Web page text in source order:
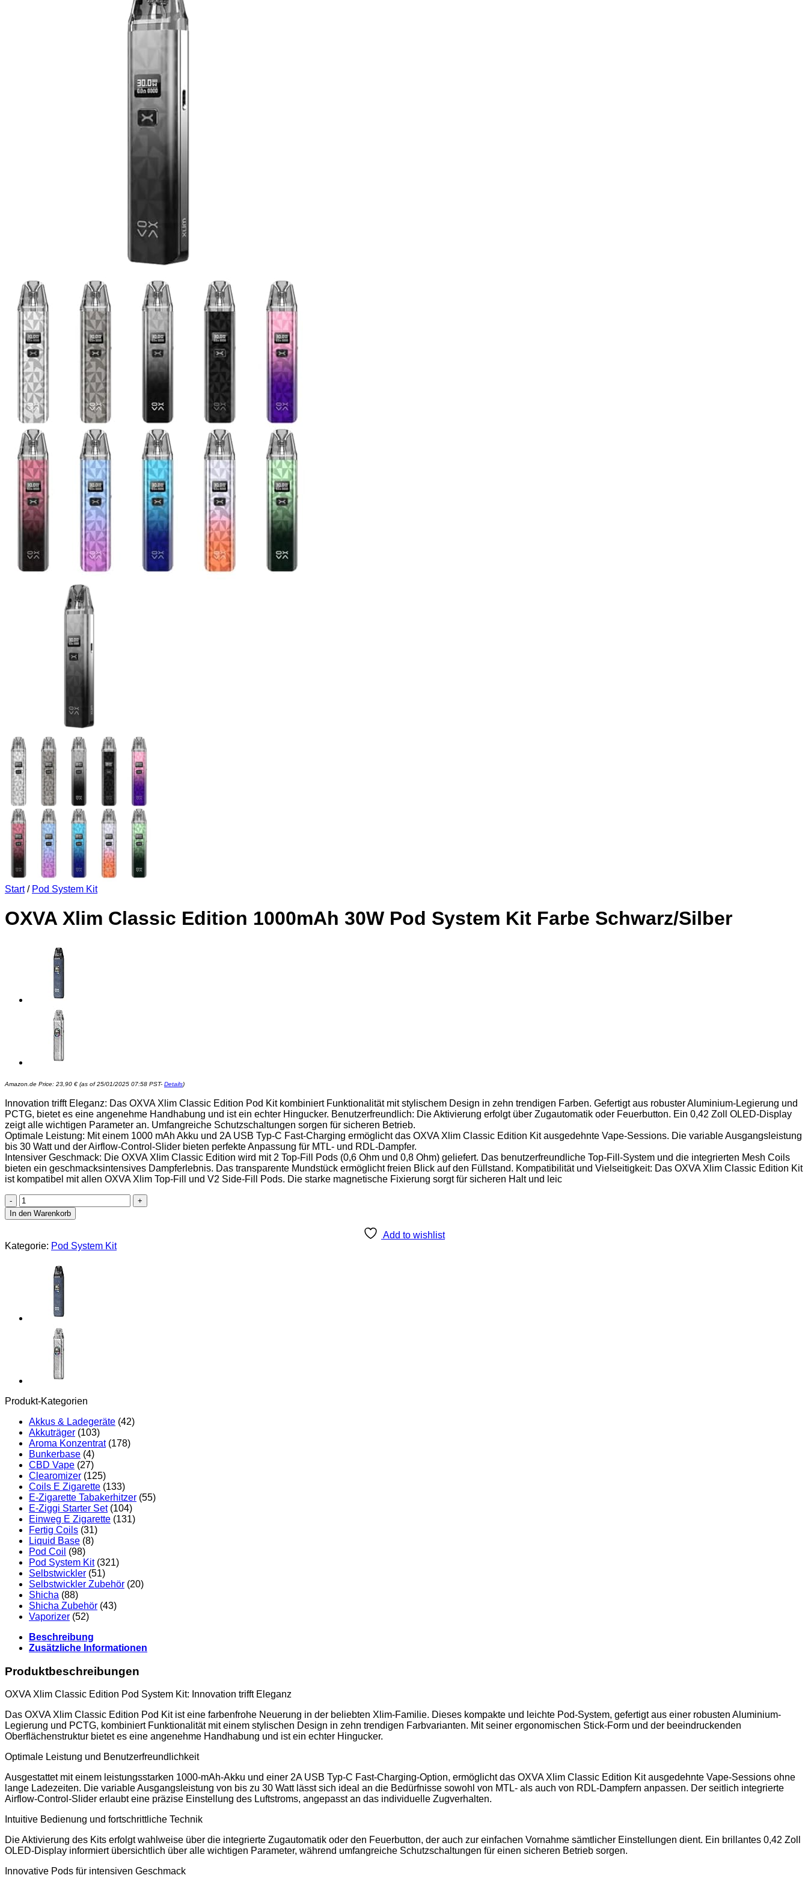
Start / Pod System Kit
OXVA Xlim Classic Edition 1000mAh 30W Pod System Kit Farbe Schwarz/Silber
Amazon.de Price: 23,90 € (as of 25/01/2025 07:58 PST- Details)
Innovation trifft Eleganz: Das OXVA Xlim Classic Edition Pod Kit kombiniert Funktionalität mit stylischem Design in zehn trendigen Farben. Gefertigt aus robuster Aluminium-Legierung und
PCTG, bietet es eine angenehme Handhabung und ist ein echter Hingucker. Benutzerfreundlich: Die Aktivierung erfolgt über Zugautomatik oder Feuerbutton. Ein 0,42 Zoll OLED-Display
zeigt alle wichtigen Parameter an. Umfangreiche Schutzschaltungen sorgen für sicheren Betrieb.
Optimale Leistung: Mit einem 1000 mAh Akku und 2A USB Typ-C Fast-Charging ermöglicht das OXVA Xlim Classic Edition Kit ausgedehnte Vape-Sessions. Die variable Ausgangsleistung
bis 30 Watt und der Airflow-Control-Slider bieten perfekte Anpassung für MTL- und RDL-Dampfer.
Intensiver Geschmack: Die OXVA Xlim Classic Edition wird mit 2 Top-Fill Pods (0,6 Ohm und 0,8 Ohm) geliefert. Das benutzerfreundliche Top-Fill-System und die integrierten Mesh Coils
bieten ein geschmacksintensives Dampferlebnis. Das transparente Mundstück ermöglicht freien Blick auf den Füllstand. Kompatibilität und Vielseitigkeit: Das OXVA Xlim Classic Edition Kit
ist kompatibel mit allen OXVA Xlim Top-Fill und V2 Side-Fill Pods. Die starke magnetische Fixierung sorgt für sicheren Halt und leic
OXVA
Xlim
Classic
1000mAh
30W
Schwarz/Silber
Menge
In den Warenkorb
Add to wishlist
Kategorie: Pod System Kit
Produkt-Kategorien
Akkus & Ladegeräte (42)
Akkuträger (103)
Aroma Konzentrat (178)
Bunkerbase (4)
CBD Vape (27)
Clearomizer (125)
Coils E Zigarette (133)
E-Zigarette Tabakerhitzer (55)
E-Ziggi Starter Set (104)
Einweg E Zigarette (131)
Fertig Coils (31)
Liquid Base (8)
Pod Coil (98)
Pod System Kit (321)
Selbstwickler (51)
Selbstwickler Zubehör (20)
Shicha (88)
Shicha Zubehör (43)
Vaporizer (52)
Beschreibung
Zusätzliche Informationen
Produktbeschreibungen
OXVA Xlim Classic Edition Pod System Kit: Innovation trifft Eleganz
Das OXVA Xlim Classic Edition Pod Kit ist eine farbenfrohe Neuerung in der beliebten Xlim-Familie. Dieses kompakte und leichte Pod-System, gefertigt aus einer robusten Aluminium-
Legierung und PCTG, kombiniert Funktionalität mit einem stylischen Design in zehn trendigen Farbvarianten. Mit seiner ergonomischen Stick-Form und der beeindruckenden
Oberflächenstruktur bietet es eine angenehme Handhabung und ist ein echter Hingucker.
Optimale Leistung und Benutzerfreundlichkeit
Ausgestattet mit einem leistungsstarken 1000-mAh-Akku und einer 2A USB Typ-C Fast-Charging-Option, ermöglicht das OXVA Xlim Classic Edition Kit ausgedehnte Vape-Sessions ohne
lange Ladezeiten. Die variable Ausgangsleistung von bis zu 30 Watt lässt sich ideal an die Bedürfnisse sowohl von MTL- als auch von RDL-Dampfern anpassen. Der seitlich integrierte
Airflow-Control-Slider erlaubt eine präzise Einstellung des Luftstroms, angepasst an das individuelle Zugverhalten.
Intuitive Bedienung und fortschrittliche Technik
Die Aktivierung des Kits erfolgt wahlweise über die integrierte Zugautomatik oder den Feuerbutton, der auch zur einfachen Vornahme sämtlicher Einstellungen dient. Ein brillantes 0,42 Zoll
OLED-Display informiert übersichtlich über alle wichtigen Parameter, während umfangreiche Schutzschaltungen für einen sicheren Betrieb sorgen.
Innovative Pods für intensiven Geschmack